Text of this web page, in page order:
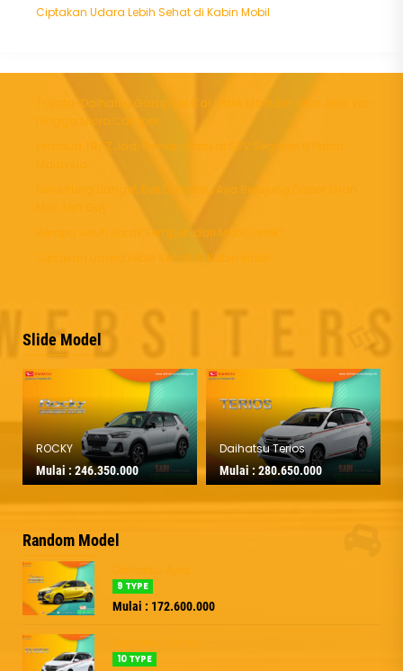
Ciptakan Udara Lebih Sehat di Kabin Mobil
Toyota-Daihatsu Garap Kei Car Listrik Modular, Bisa Jadi Van
hingga Micro Camper
Perodua TRAZ Jadi Pemain Baru di SUV Segmen B Pasar
Beruntung Banget, Beli Daihatsu Aya Berujung Dapat Gran
Berapa Jauh Jarak Tempuh dari Mobil Listrik?
Ciptakan Udara Lebih Sehat di Kabin Mobil
Slide Model
Daihatsu Terios
Mulai :280.650.000
Daihatsu Gran Max PU
Mulai :201.350.000
Random Model
9 TYPE
Mulai : 172.600.000
10 TYPE